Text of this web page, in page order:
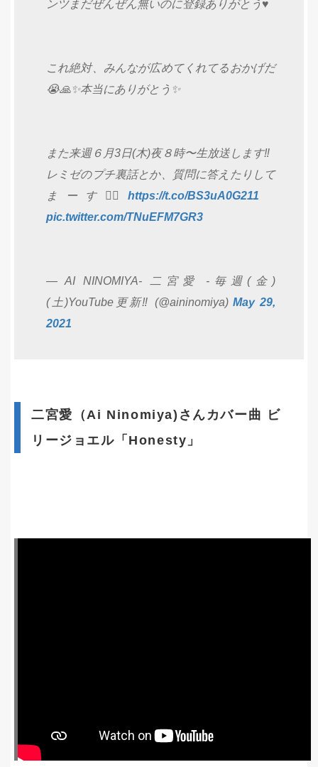
ンツまだぜんぜん無いのに登録ありがとう♥️
これ絶対、みんなが広めてくれてるおかげだ
😭🙏✨本当にありがとう✨
また来週６月3日(木)夜８時〜生放送します‼️
レミゼのプチ裏話とか、質問に答えたりして
まーす🙋‍♀️ https://t.co/BS3uA0G211
pic.twitter.com/TNuEFM7GR3
— AI NINOMIYA- 二宮愛 -毎週(金)
(土)YouTube更新‼️ (@aininomiya)May 29,
2021
二宮愛（Ai Ninomiya)さんカバー曲 ビ
リージョエル「Honesty」